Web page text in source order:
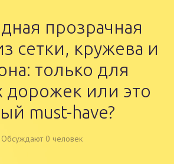
прозрачная
сетки, кружева и
только для
дорожек или это
must-have?
Обсуждают 0 человек